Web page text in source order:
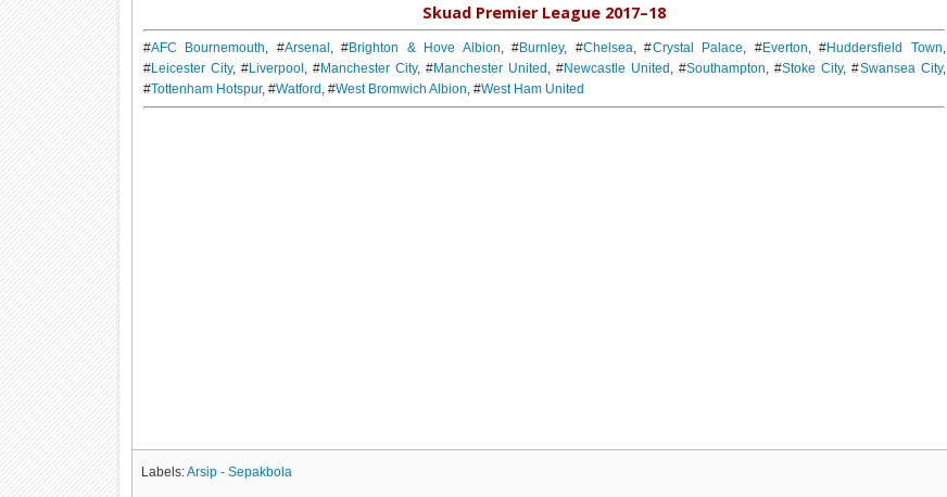
Skuad Premier League 2017–18
#AFC Bournemouth, #Arsenal, #Brighton & Hove Albion, #Burnley, #Chelsea, #Crystal Palace, #Everton, #Huddersfield Town,
#Leicester City, #Liverpool, #Manchester City, #Manchester United, #Newcastle United, #Southampton, #Stoke City, #Swansea City,
#Tottenham Hotspur, #Watford, #West Bromwich Albion, #West Ham United
Labels:Arsip - Sepakbola